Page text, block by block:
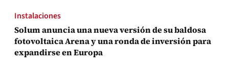
Instalaciones
Solum anuncia una nueva versión de su baldosa
fotovoltaica Arena y una ronda de inversión para
expandirse en Europa